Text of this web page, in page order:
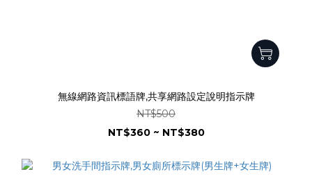
無線網路資訊標語牌,共享網路設定說明指示牌
NT$500
NT$360 ~ NT$380